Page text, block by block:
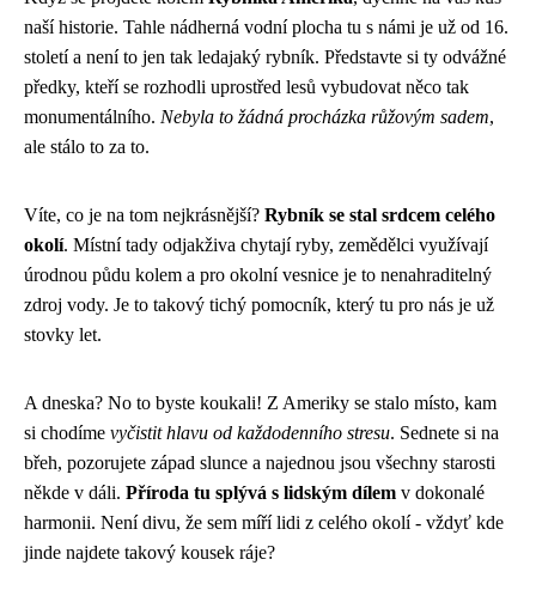
naší historie. Tahle nádherná vodní plocha tu s námi je už od 16.
století a není to jen tak ledajaký rybník. Představte si ty odvážné
předky, kteří se rozhodli uprostřed lesů vybudovat něco tak
monumentálního. Nebyla to žádná procházka růžovým sadem,
ale stálo to za to.
Víte, co je na tom nejkrásnější? Rybník se stal srdcem celého
okolí. Místní tady odjakživa chytají ryby, zemědělci využívají
úrodnou půdu kolem a pro okolní vesnice je to nenahraditelný
zdroj vody. Je to takový tichý pomocník, který tu pro nás je už
stovky let.
A dneska? No to byste koukali! Z Ameriky se stalo místo, kam
si chodíme vyčistit hlavu od každodenního stresu. Sednete si na
břeh, pozorujete západ slunce a najednou jsou všechny starosti
někde v dáli. Příroda tu splývá s lidským dílem v dokonalé
harmonii. Není divu, že sem míří lidi z celého okolí - vždyť kde
jinde najdete takový kousek ráje?